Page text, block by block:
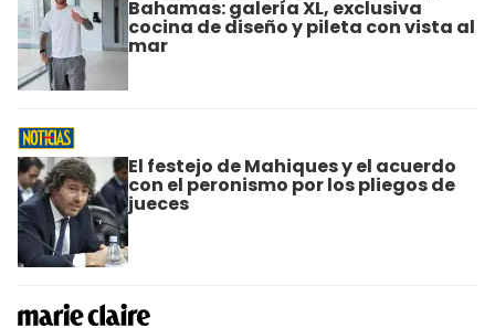
Bahamas: galería XL, exclusiva
cocina de diseño y pileta con vista al
mar
El festejo de Mahiques y el acuerdo
con el peronismo por los pliegos de
jueces